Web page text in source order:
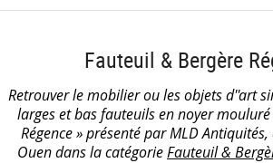
Fauteuil & Bergère
Retrouver le mobilier ou les objets d''art
larges et bas fauteuils en noyer
Régence » présenté par MLD
Ouen dans la catégorieFauteuil &